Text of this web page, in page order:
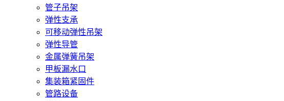
管子吊架
弹性支承
可移动弹性吊架
弹性导管
金属弹簧吊架
甲板漏水口
集装箱紧固件
管路设备